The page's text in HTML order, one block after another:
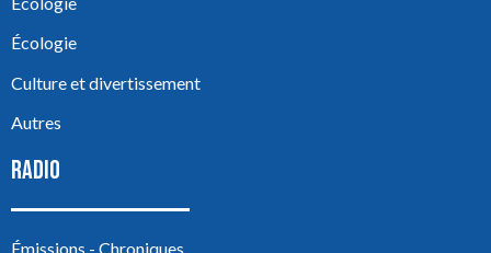
Écologie
Culture et divertissement
Autres
RADIO
Émissions - Chroniques